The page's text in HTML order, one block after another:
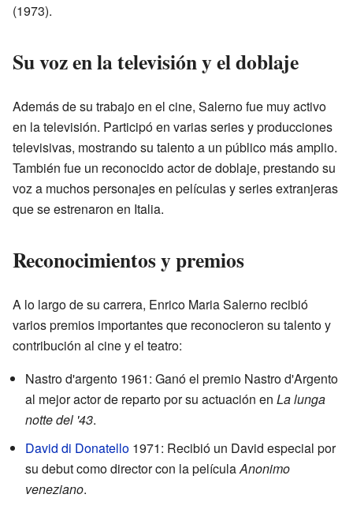
(1973).
Su voz en la televisión y el doblaje
Además de su trabajo en el cine, Salerno fue muy activo
en la televisión. Participó en varias series y producciones
televisivas, mostrando su talento a un público más amplio.
También fue un reconocido actor de doblaje, prestando su
voz a muchos personajes en películas y series extranjeras
que se estrenaron en Italia.
Reconocimientos y premios
A lo largo de su carrera, Enrico Maria Salerno recibió
varios premios importantes que reconocieron su talento y
contribución al cine y el teatro:
Nastro d'argento 1961: Ganó el premio Nastro d'Argento
al mejor actor de reparto por su actuación en La lunga
notte del '43.
David di Donatello 1971: Recibió un David especial por
su debut como director con la películaAnonimo
veneziano.